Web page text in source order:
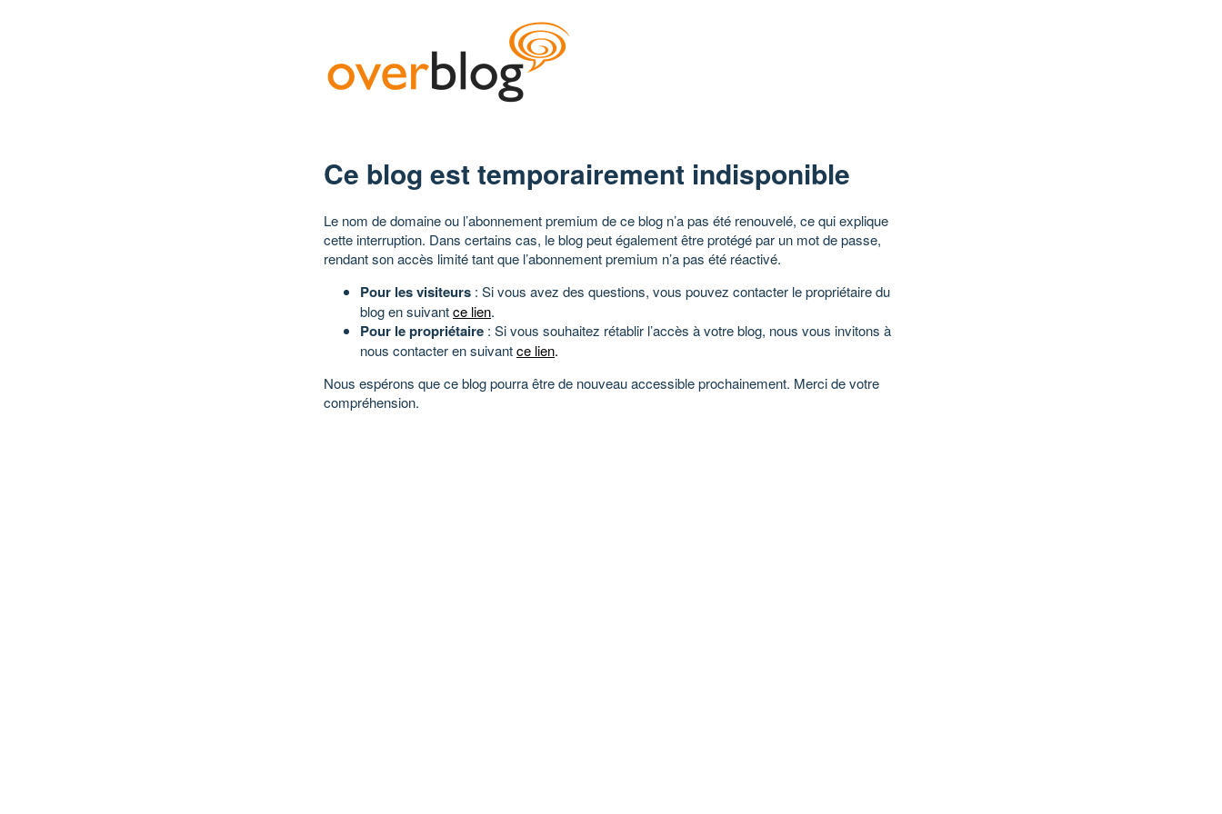
Ce blog est temporairement indisponible
Le nom de domaine ou l’abonnement premium de ce blog n’a pas été renouvelé, ce qui explique
cette interruption. Dans certains cas, le blog peut également être protégé par un mot de passe,
rendant son accès limité tant que l’abonnement premium n’a pas été réactivé.
Pour les visiteurs : Si vous avez des questions, vous pouvez contacter le propriétaire du
blog en suivantce lien.
Pour le propriétaire : Si vous souhaitez rétablir l’accès à votre blog, nous vous invitons à
nous contacter en suivantce lien.
Nous espérons que ce blog pourra être de nouveau accessible prochainement. Merci de votre
compréhension.